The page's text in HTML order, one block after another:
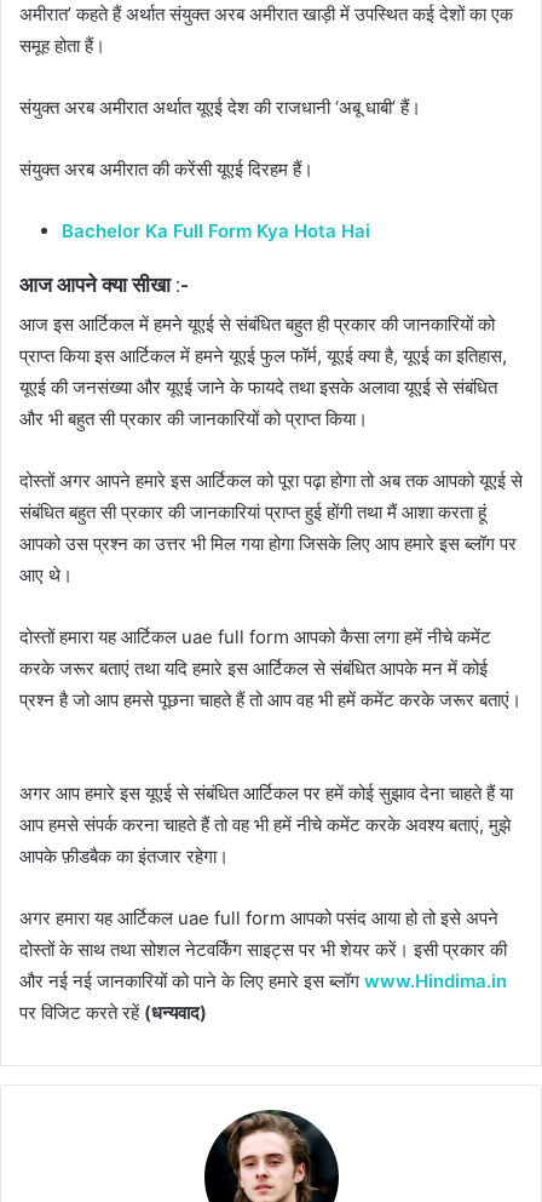
अमीरात’ कहते हैं अर्थात संयुक्त अरब अमीरात खाड़ी में उपस्थित कई देशों का एक
समूह होता हैं।
संयुक्त अरब अमीरात अर्थात यूएई देश की राजधानी ‘अबू धाबी’ हैं।
संयुक्त अरब अमीरात की करेंसी यूएई दिरहम हैं।
Bachelor Ka Full Form Kya Hota Hai
आज आपने क्या सीखा :-
आज इस आर्टिकल में हमने यूएई से संबंधित बहुत ही प्रकार की जानकारियों को
प्राप्त किया इस आर्टिकल में हमने यूएई फुल फॉर्म, यूएई क्या है, यूएई का इतिहास,
यूएई की जनसंख्या और यूएई जाने के फायदे तथा इसके अलावा यूएई से संबंधित
और भी बहुत सी प्रकार की जानकारियों को प्राप्त किया।
दोस्तों अगर आपने हमारे इस आर्टिकल को पूरा पढ़ा होगा तो अब तक आपको यूएई से
संबंधित बहुत सी प्रकार की जानकारियां प्राप्त हुई होंगी तथा मैं आशा करता हूं
आपको उस प्रश्न का उत्तर भी मिल गया होगा जिसके लिए आप हमारे इस ब्लॉग पर
आए थे।
दोस्तों हमारा यह आर्टिकल uae full form आपको कैसा लगा हमें नीचे कमेंट
करके जरूर बताएं तथा यदि हमारे इस आर्टिकल से संबंधित आपके मन में कोई
प्रश्न है जो आप हमसे पूछना चाहते हैं तो आप वह भी हमें कमेंट करके जरूर बताएं।
अगर आप हमारे इस यूएई से संबंधित आर्टिकल पर हमें कोई सुझाव देना चाहते हैं या
आप हमसे संपर्क करना चाहते हैं तो वह भी हमें नीचे कमेंट करके अवश्य बताएं, मुझे
आपके फ़ीडबैक का इंतजार रहेगा।
अगर हमारा यह आर्टिकल uae full form आपको पसंद आया हो तो इसे अपने
दोस्तों के साथ तथा सोशल नेटवर्किंग साइट्स पर भी शेयर करें। इसी प्रकार की
और नई नई जानकारियों को पाने के लिए हमारे इस ब्लॉग www.Hindima.in
पर विजिट करते रहें (धन्यवाद)